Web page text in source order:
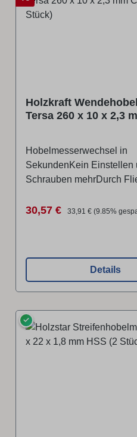
Holzkraft
Tersa 260 x 10 x 2,3
Hobelmesserwechsel in
SekundenKein Einstellen
Schrauben mehrDurch
maschinen.de Lieferumfang 3 Stück
Technische Daten
Gewichte Länge
Breite/Tiefe (Produkt)
Höhe (Produkt) ca.10 mm
Verkaufspreis:
30,57 € Regulärer Preis:
33,91 € (9.85%
Details
✓